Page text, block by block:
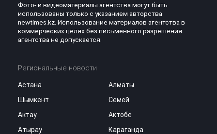
Фото- и видеоматериалы агентства могут быть
использованы только с указанием авторства
newtimes.kz. Использование материалов агентства в
коммерческих целях без письменного разрешения
агентства не допускается.
Региональные новости
Астана
Алматы
Шымкент
Семей
Актау
Актобе
Атырау
Караганда